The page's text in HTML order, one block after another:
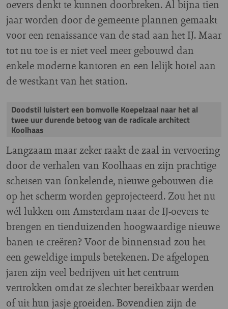
oevers denkt te kunnen doorbreken. Al bijna tien
jaar worden door de gemeente plannen gemaakt
voor een renaissance van de stad aan het IJ. Maar
tot nu toe is er niet veel meer gebouwd dan
enkele moderne kantoren en een lelijk hotel aan
de westkant van het station.
Doodstil luistert een bomvolle Koepelzaal naar het al
twee uur durende betoog van de radicale architect
Koolhaas
Langzaam maar zeker raakt de zaal in vervoering
door de verhalen van Koolhaas en zijn prachtige
schetsen van fonkelende, nieuwe gebouwen die
op het scherm worden geprojecteerd. Zou het nu
wél lukken om Amsterdam naar de IJ-oevers te
brengen en tienduizenden hoogwaardige nieuwe
banen te creëren? Voor de binnenstad zou het
een geweldige impuls betekenen. De afgelopen
jaren zijn veel bedrijven uit het centrum
vertrokken omdat ze slechter bereikbaar werden
of uit hun jasje groeiden. Bovendien zijn de